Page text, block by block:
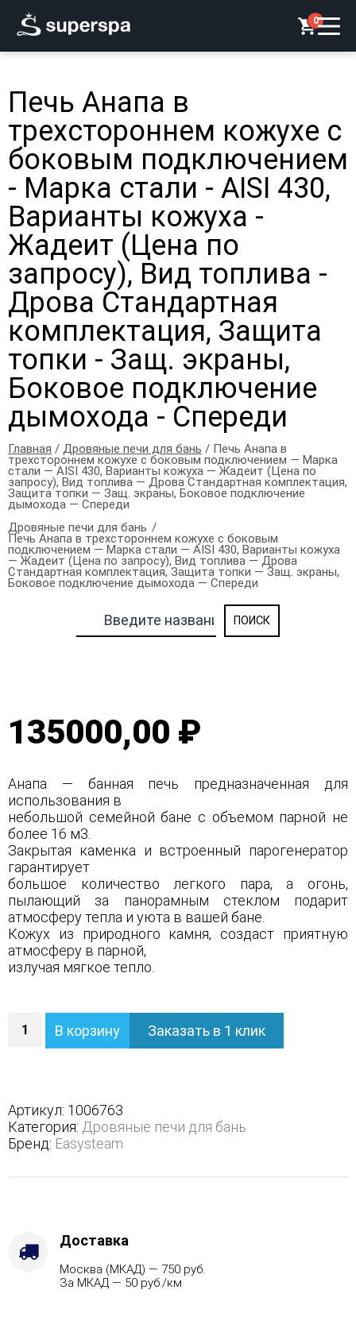
0
Печь Анапа в
трехстороннем кожухе с
боковым подключением
- Марка стали - AISI 430,
Варианты кожуха -
Жадеит (Цена по
запросу), Вид топлива -
Дрова Стандартная
комплектация, Защита
топки - Защ. экраны,
Боковое подключение
дымохода - Спереди
Главная / Дровяные печи для бань / Печь Анапа в
трехстороннем кожухе с боковым подключением — Марка
стали — AISI 430, Варианты кожуха — Жадеит (Цена по
запросу), Вид топлива — Дрова Стандартная комплектация,
Защита топки — Защ. экраны, Боковое подключение
дымохода — Спереди
Дровяные печи для бань
Печь Анапа в трехстороннем кожухе с боковым
подключением — Марка стали — AISI 430, Варианты кожуха
— Жадеит (Цена по запросу), Вид топлива — Дрова
Стандартная комплектация, Защита топки — Защ. экраны,
Боковое подключение дымохода — Спереди
135000,00 ₽
Анапа — банная печь предназначенная для
использования в
небольшой семейной бане с объемом парной не
более 16 м3.
Закрытая каменка и встроенный парогенератор
гарантирует
большое количество легкого пара, а огонь,
пылающий за панорамным стеклом подарит
атмосферу тепла и уюта в вашей бане.
Кожух из природного камня, создаст приятную
атмосферу в парной,
излучая мягкое тепло.
Печь
Анапа
кожухе
с
боковым
подключением
430,
Варианты
В корзину Заказать в 1 клик
Артикул: 1006763
Категория: Дровяные печи для бань
Бренд: Easysteam
Доставка
Москва (МКАД) — 750 руб.
За МКАД — 50 руб./км